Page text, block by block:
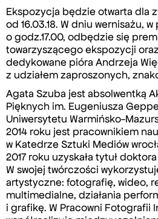
Ekspozycja będzie otwarta dla
od 16.03.18. W dniu wernisażu,
o godz.17.00, odbędzie się
towarzyszącego ekspozycji
dedykowane pióra Andrzeja
z udziałem zaproszonych,
Agata Szuba jest absolwentką
Pięknych im. Eugeniusza
Uniwersytetu Warmińsko-
2014 roku jest pracownikiem
w Katedrze Sztuki Mediów
2017 roku uzyskała tytuł
W swojej twórczości
artystyczne: fotografię, wideo,
multimedialne, działania
i grafikę. W Pracowni Fotografii